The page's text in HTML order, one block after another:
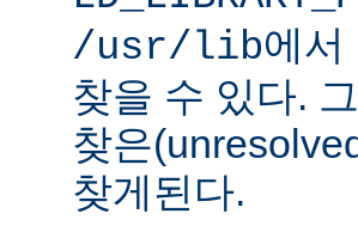
/usr/lib에
찾을 수 있다.
찾은
찾게된다.